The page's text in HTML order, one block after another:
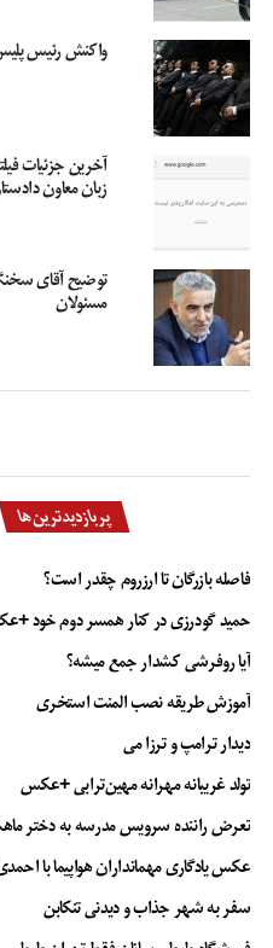
واکنش رئیس
آخرین جزئیات
زبان معاون
توضیح آقای
مسئولان
پربازدیدترین‌ها
فاصله بازرگان تا ارزروم چقدر است؟
حمید گودرزی در کنار همسر دوم خود
آیا روفرشی کشدار جمع میشه؟
آموزش طریقه نصب المنت استخری
دیدار ترامپ و ترزا می
تولد غریبانه مهرانه مهین‌ترابی +عکس
تعرض راننده سرویس مدرسه به دختر
عکس یادگاری مهمانداران هواپیما با
سفر به شهر جذاب و دیدنی تنکابن